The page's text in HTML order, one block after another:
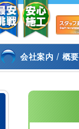
会社案内 / 概要